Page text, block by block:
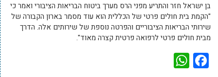
בן ישראל חזר והתריע מפני הרס מערך ביטוח הבריאות הציבורי ואמר כי
"הקמת בית חולים פרטי של הכללית הוא עוד מסמר בארון הקבורה של
שירותי הבריאות הציבוריים והפרטה נוספת של שירותים אלה. הדרך
מבית חולים פרטי לרפואה פרטית קצרה מאוד".
Facebook